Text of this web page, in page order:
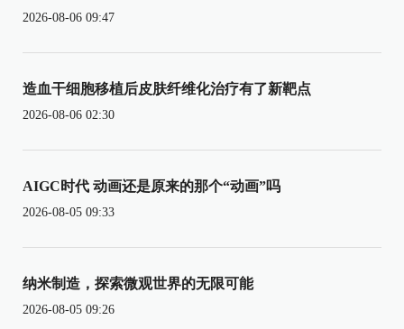
2026-08-06 09:47
造血干细胞移植后皮肤纤维化治疗有了新靶点
2026-08-06 02:30
AIGC时代 动画还是原来的那个“动画”吗
2026-08-05 09:33
纳米制造，探索微观世界的无限可能
2026-08-05 09:26